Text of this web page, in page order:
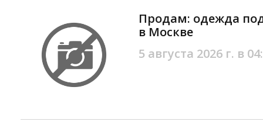
Продам: одежда
в Москве
5 августа 2026 г. в